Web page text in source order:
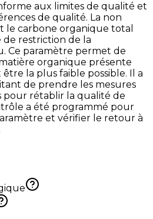
aux limites de qualité et
de qualité. La non
le carbone organique total
de restriction de la
Ce paramètre permet de
organique présente
la plus faible possible. Il a
de prendre les mesures
pour rétablir la qualité de
a été programmé pour
et vérifier le retour à